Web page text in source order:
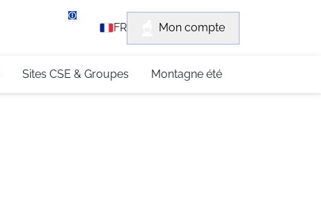
+33 (0)4 79 96 30 69
FR Mon compte
Sites CSE & Groupes Montagne été